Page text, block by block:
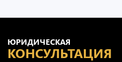
ЮРИДИЧЕСКАЯ
КОНСУЛЬТАЦИЯ